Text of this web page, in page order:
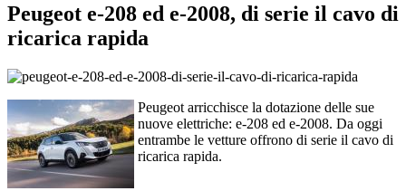
Peugeot e-208 ed e-2008, di serie il cavo di
ricarica rapida
Peugeot arricchisce la dotazione delle sue
nuove elettriche: e-208 ed e-2008. Da oggi
entrambe le vetture offrono di serie il cavo di
ricarica rapida.